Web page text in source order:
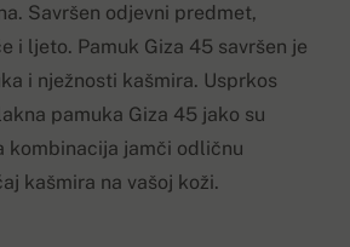
Savršen odjevni predmet,
i ljeto. Pamuk Giza 45 savršen je
i nježnosti kašmira. Usprkos
pamuka Giza 45 jako su
kombinacija jamči odličnu
kašmira na vašoj koži.